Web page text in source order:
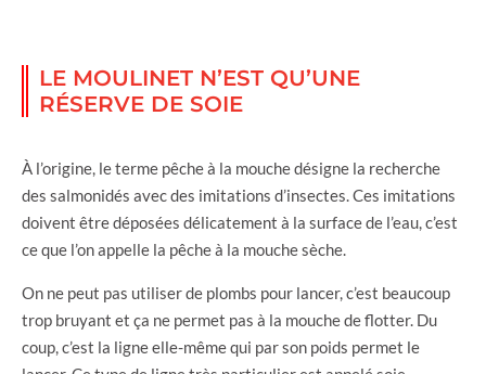
LE MOULINET N’EST QU’UNE
RÉSERVE DE SOIE
À l’origine, le terme pêche à la mouche désigne la recherche
des salmonidés avec des imitations d’insectes. Ces imitations
doivent être déposées délicatement à la surface de l’eau, c’est
ce que l’on appelle la pêche à la mouche sèche.
On ne peut pas utiliser de plombs pour lancer, c’est beaucoup
trop bruyant et ça ne permet pas à la mouche de flotter. Du
coup, c’est la ligne elle-même qui par son poids permet le